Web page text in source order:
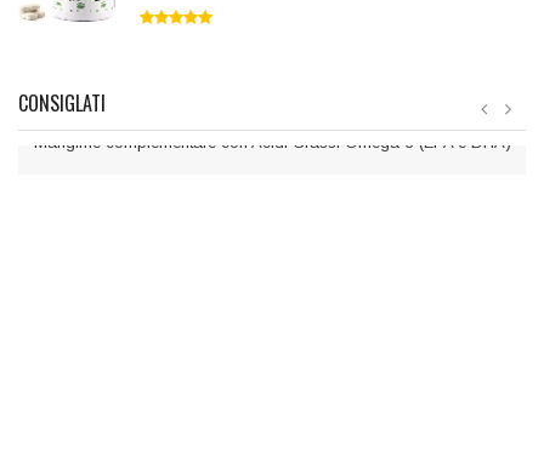
CONSIGLATI
Mangime complementare con Acidi Grassi Omega-3 (EPA e DHA)